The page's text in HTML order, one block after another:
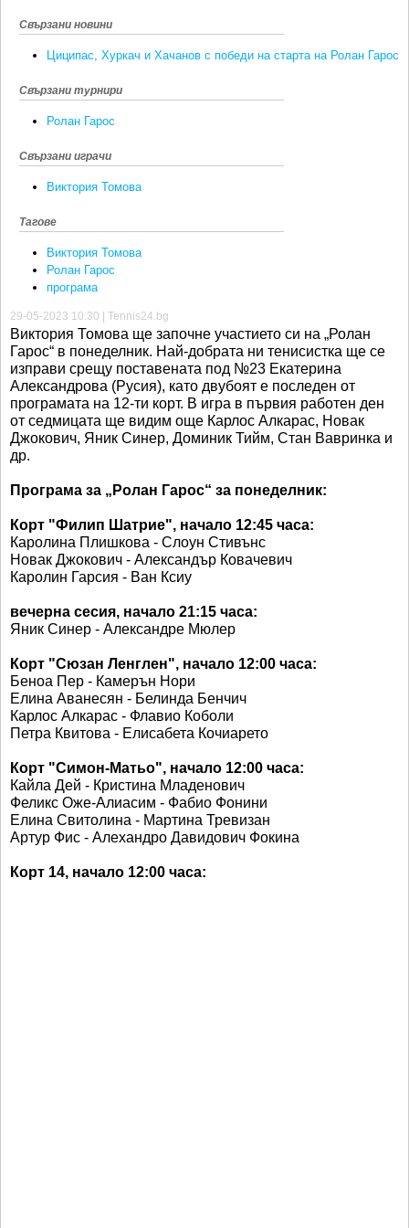
Свързани новини
Циципас, Хуркач и Хачанов с победи на старта на Ролан Гарос
Свързани турнири
Ролан Гарос
Свързани играчи
Виктория Томова
Тагове
Виктория Томова
Ролан Гарос
програма
29-05-2023 10:30 | Tennis24.bg
Виктория Томова ще започне участието си на „Ролан
Гарос“ в понеделник. Най-добрата ни тенисистка ще се
изправи срещу поставената под №23 Екатерина
Александрова (Русия), като двубоят е последен от
програмата на 12-ти корт. В игра в първия работен ден
от седмицата ще видим още Карлос Алкарас, Новак
Джокович, Яник Синер, Доминик Тийм, Стан Вавринка и
др.
Програма за „Ролан Гарос“ за понеделник:
Корт "Филип Шатрие", начало 12:45 часа:
Каролина Плишкова - Слоун Стивънс
Новак Джокович - Александър Ковачевич
Каролин Гарсия - Ван Ксиу
вечерна сесия, начало 21:15 часа:
Яник Синер - Александре Мюлер
Корт "Сюзан Ленглен", начало 12:00 часа:
Беноа Пер - Камерън Нори
Елина Аванесян - Белинда Бенчич
Карлос Алкарас - Флавио Коболи
Петра Квитова - Елисабета Кочиарето
Корт "Симон-Матьо", начало 12:00 часа:
Кайла Дей - Кристина Младенович
Феликс Оже-Алиасим - Фабио Фонини
Елина Свитолина - Мартина Тревизан
Артур Фис - Алехандро Давидович Фокина
Корт 14, начало 12:00 часа: